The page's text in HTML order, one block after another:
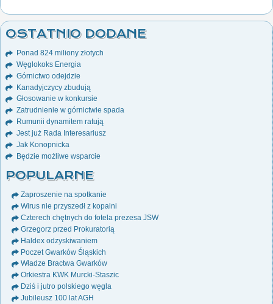
OSTATNIO DODANE
Ponad 824 miliony złotych
Węglokoks Energia
Górnictwo odejdzie
Kanadyjczycy zbudują
Głosowanie w konkursie
Zatrudnienie w górnictwie spada
Rumunii dynamitem ratują
Jest już Rada Interesariusz
Jak Konopnicka
Będzie możliwe wsparcie
POPULARNE
Zaproszenie na spotkanie
Wirus nie przyszedł z kopalni
Czterech chętnych do fotela prezesa JSW
Grzegorz przed Prokuratorią
Haldex odzyskiwaniem
Poczet Gwarków Śląskich
Władze Bractwa Gwarków
Orkiestra KWK Murcki-Staszic
Dziś i jutro polskiego węgla
Jubileusz 100 lat AGH